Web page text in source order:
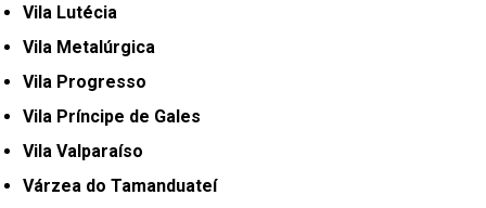
Vila Lutécia
Vila Metalúrgica
Vila Progresso
Vila Príncipe de Gales
Vila Valparaíso
Várzea do Tamanduateí